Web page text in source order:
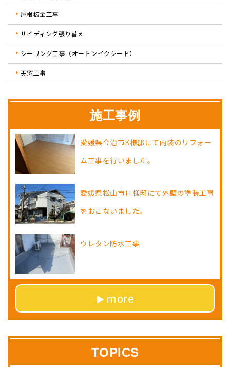
屋根板金工事
サイディング張り替え
シーリング工事（オートンイクシード）
天窓工事
施工事例
愛媛県今治市K様邸にて内装のリフォー
ム工事を行いました。
愛媛県松山市Ｈ様邸にて外壁の塗装工事
をおこないました。
ウレタン防水工事
more
TOPICS